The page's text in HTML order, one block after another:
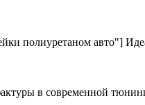
полиуретаном авто"]
в современной